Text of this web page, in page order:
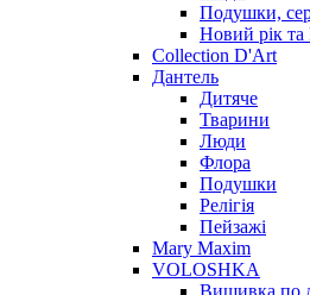
Подушки,
Новий рік та
Collection D'Art
Дантель
Дитяче
Тварини
Люди
Флора
Подушки
Релігія
Пейзажі
Mary Maxim
VOLOSHKA
Вишивка по